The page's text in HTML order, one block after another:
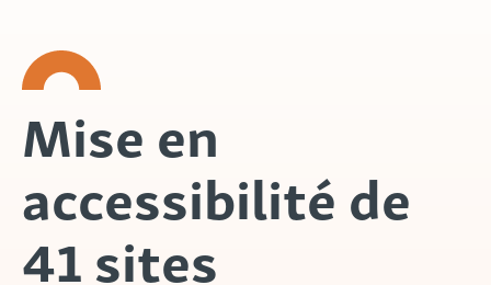
Mise en
accessibilité de
41 sites